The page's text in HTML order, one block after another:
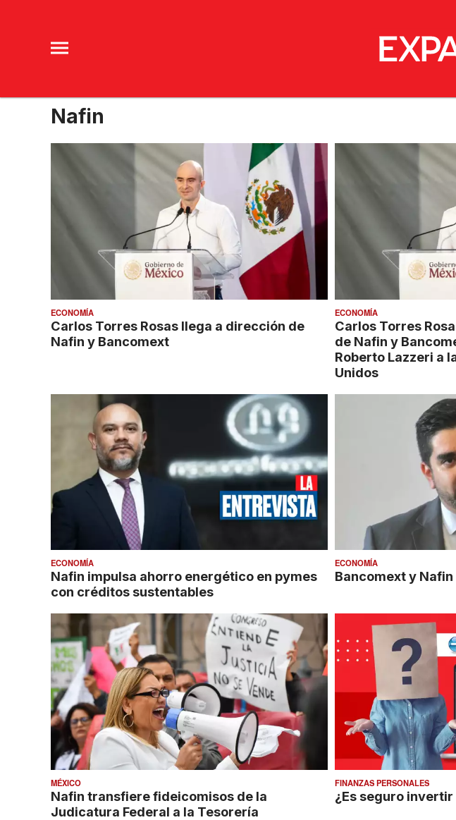
Nafin
ECONOMÍA
Carlos Torres Rosas llega a dirección de
Nafin y Bancomext
ECONOMÍA
Carlos Torres
de Nafin y
Roberto Lazzeri a
Unidos
ECONOMÍA
Nafin impulsa ahorro energético en pymes
con créditos sustentables
ECONOMÍA
Bancomext y
MÉXICO
Nafin transfiere fideicomisos de la
Judicatura Federal a la Tesorería
FINANZAS PERSONALES
¿Es seguro